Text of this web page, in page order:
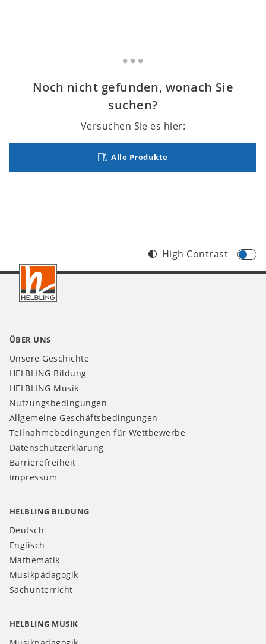
Noch nicht gefunden, wonach Sie
suchen?
Versuchen Sie es hier:
Alle Produkte
Footer
AT
High Contrast
ÜBER UNS
Unsere Geschichte
HELBLING Bildung
HELBLING Musik
Nutzungsbedingungen
Allgemeine Geschäftsbedingungen
Teilnahmebedingungen für Wettbewerbe
Datenschutzerklärung
Barrierefreiheit
Impressum
HELBLING BILDUNG
Deutsch
Englisch
Mathematik
Musikpädagogik
Sachunterricht
HELBLING MUSIK